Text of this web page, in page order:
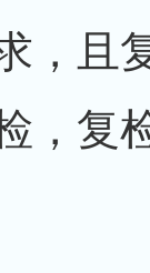
，且
，复